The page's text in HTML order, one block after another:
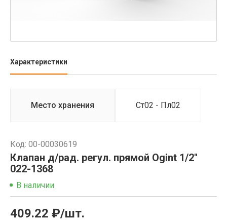
Характеристики
Место хранения Ст02 - Пл02
Код: 00-00030619
Клапан д/рад. регул. прямой Ogint 1/2"
022-1368
В наличии
409.22 ₽/шт.